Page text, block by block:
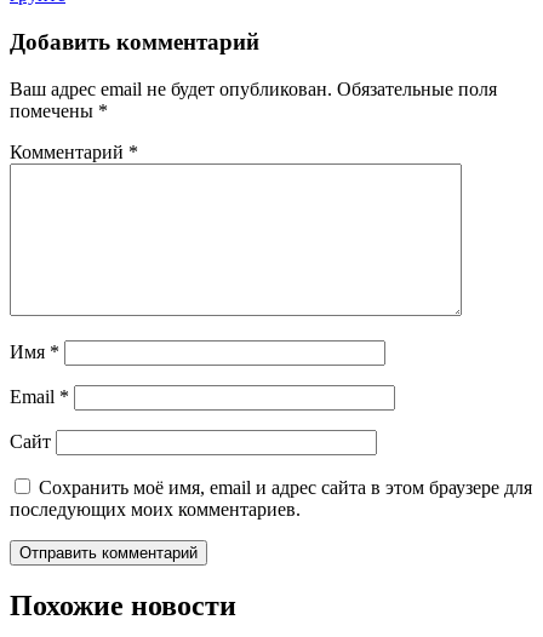
Добавить комментарий
Ваш адрес email не будет опубликован. Обязательные поля
помечены *
Комментарий *
Имя *
Email *
Сайт
Сохранить моё имя, email и адрес сайта в этом браузере для
последующих моих комментариев.
Похожие новости